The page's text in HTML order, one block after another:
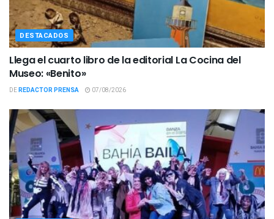
DESTACADOS
Llega el cuarto libro de la editorial La Cocina del
Museo: «Benito»
DEREDACTOR PRENSA 07/08/2026